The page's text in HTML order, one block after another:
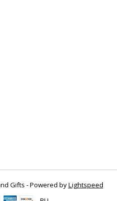
Gifts - Powered byLightspeed